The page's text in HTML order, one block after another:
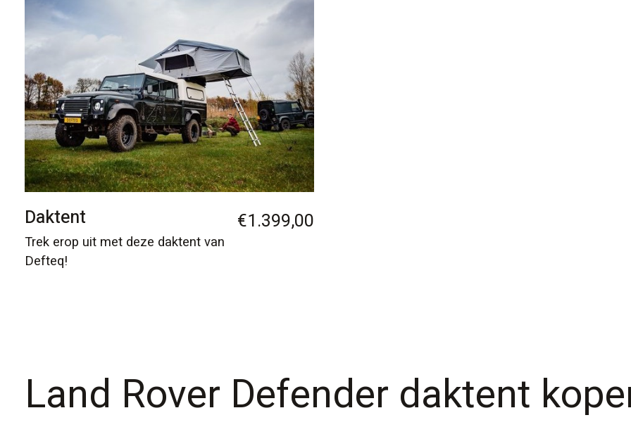
Daktent
Trek erop uit met deze daktent van
Defteq!
€1.399,00
Land Rover Defender daktent